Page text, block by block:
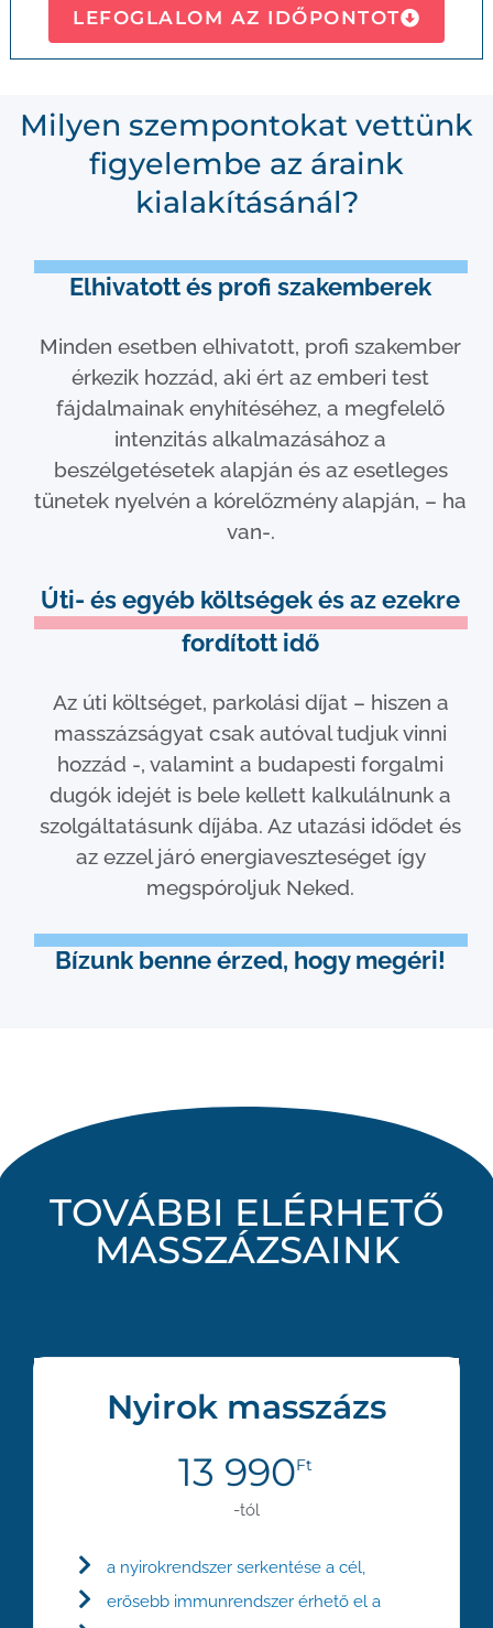
LEFOGLALOM AZ IDŐPONTOT
Milyen szempontokat vettünk
figyelembe az áraink
kialakításánál?
Elhivatott és profi szakemberek
Minden esetben elhivatott, profi szakember
érkezik hozzád, aki ért az emberi test
fájdalmainak enyhítéséhez, a megfelelő
intenzitás alkalmazásához a
beszélgetésetek alapján és az esetleges
tünetek nyelvén a kórelőzmény alapján, – ha
van-.
Úti- és egyéb költségek és az ezekre
fordított idő
Az úti költséget, parkolási díjat – hiszen a
masszázságyat csak autóval tudjuk vinni
hozzád -, valamint a budapesti forgalmi
dugók idejét is bele kellett kalkulálnunk a
szolgáltatásunk díjába. Az utazási idődet és
az ezzel járó energiaveszteséget így
megspóroljuk Neked.
Bízunk benne érzed, hogy megéri!
TOVÁBBI ELÉRHETŐ
MASSZÁZSAINK
Nyirok masszázs
13 990Ft
-tól
a nyirokrendszer serkentése a cél,
erősebb immunrendszer érhető el a